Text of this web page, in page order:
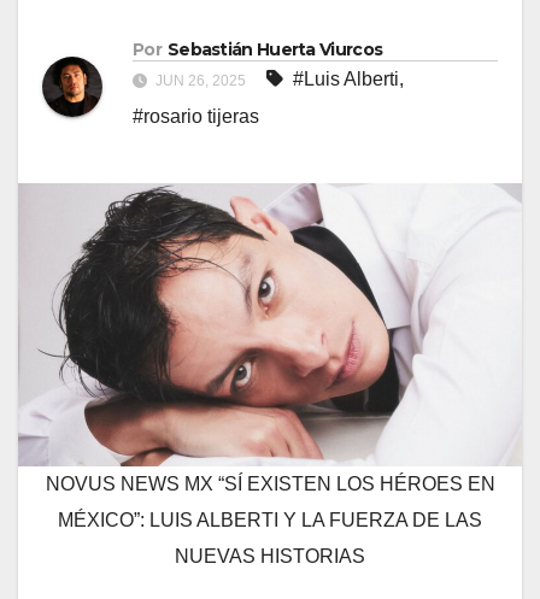
Por Sebastián Huerta Viurcos
JUN 26, 2025 #Luis Alberti,
#rosario tijeras
NOVUS NEWS MX “SÍ EXISTEN LOS HÉROES EN
MÉXICO”: LUIS ALBERTI Y LA FUERZA DE LAS
NUEVAS HISTORIAS